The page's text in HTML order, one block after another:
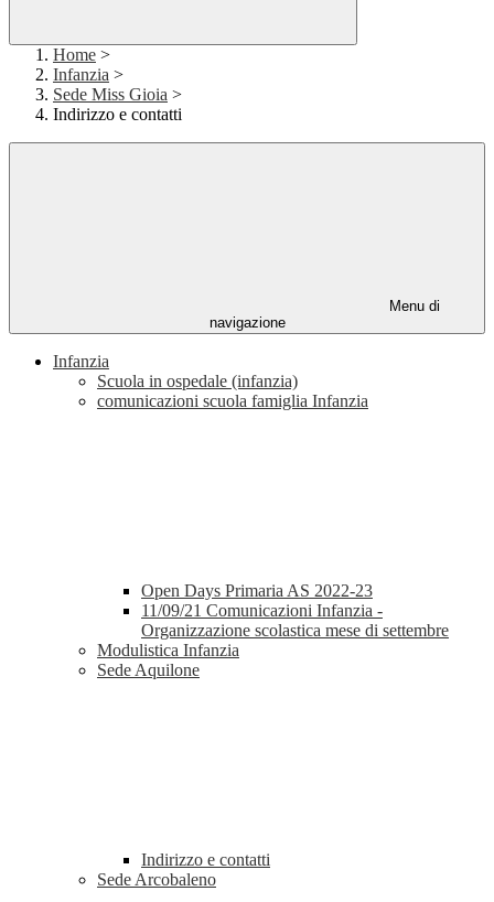
Home >
Infanzia >
Sede Miss Gioia >
Indirizzo e contatti
Menu di
navigazione
Infanzia
Scuola in ospedale (infanzia)
comunicazioni scuola famiglia Infanzia
Open Days Primaria AS 2022-23
11/09/21 Comunicazioni Infanzia -
Organizzazione scolastica mese di settembre
Modulistica Infanzia
Sede Aquilone
Indirizzo e contatti
Sede Arcobaleno